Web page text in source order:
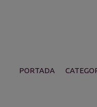
PORTADA